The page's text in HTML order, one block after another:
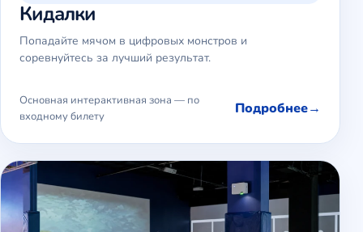
Кидалки
Попадайте мячом в цифровых монстров и
соревнуйтесь за лучший результат.
Основная интерактивная зона — по
входному билету
Подробнее